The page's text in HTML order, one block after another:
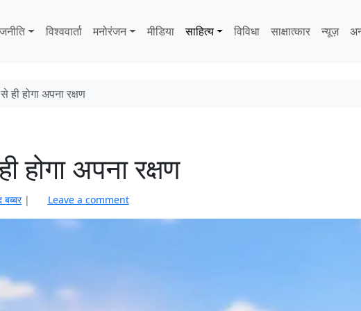
विश्ववार्ता मनोरंजन मीडिया साहित्‍य विविधा साक्षात्‍कार न्यूज़
ही होगा अपना रक्षण
होगा अपना रक्षण
बब्बर | Leave a comment